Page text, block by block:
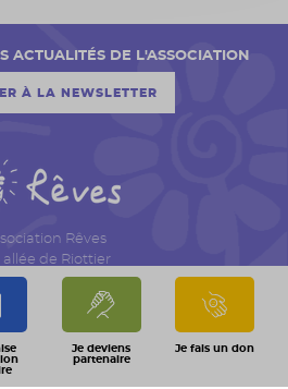
Je deviens
partenaire
Je fais un don
Rêves
allée de Riottier
7007 – Limas
sur Saône Cedex
74 06 30 00
ACTUALITÉS DE L'ASSOCIATION
À LA NEWSLETTER